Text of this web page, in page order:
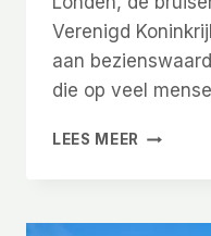
Verenigd
aan
die op veel
LEES MEER IS